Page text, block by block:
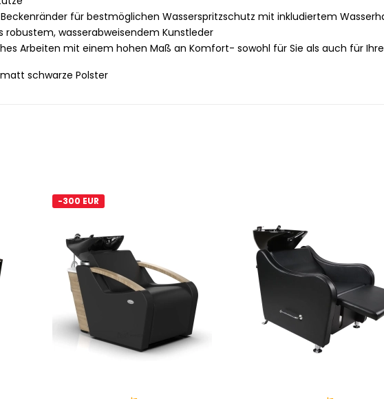
für bestmöglichen Wasserspritzschutz mit inkludiertem
robustem, wasserabweisendem Kunstleder
Arbeiten mit einem hohen Maß an Komfort- sowohl für Sie als auch für
schwarze Polster
-300 EUR